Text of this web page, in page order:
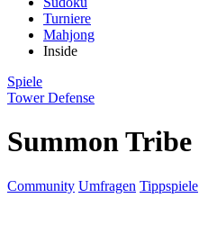
Turniere
Mahjong
Inside
Spiele
Tower Defense
Summon Tribe
Community Umfragen Tippspiele